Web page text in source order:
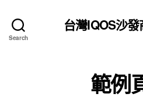
Search
台灣IQOS沙
範例